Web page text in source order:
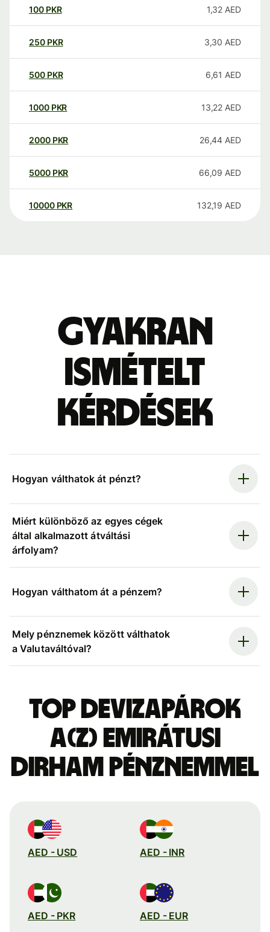
100 PKR 1,32 AED
250 PKR 3,30 AED
500 PKR 6,61 AED
1000 PKR 13,22 AED
2000 PKR 26,44 AED
5000 PKR 66,09 AED
10000 PKR 132,19 AED
Gyakran
ismételt
kérdések
Hogyan válthatok át pénzt?
Miért különböző az egyes cégek
által alkalmazott átváltási
árfolyam?
Hogyan válthatom át a pénzem?
Mely pénznemek között válthatok
a Valutaváltóval?
Top devizapárok
a(z) emirátusi
dirham pénznemmel
AED - USD AED - INR
AED - PKR AED - EUR